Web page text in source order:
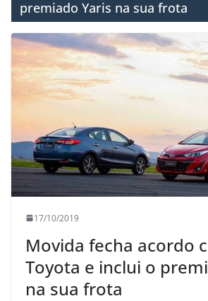
premiado Yaris na sua frota
17/10/2019
Movida fecha acordo
Toyota e inclui o
na sua frota